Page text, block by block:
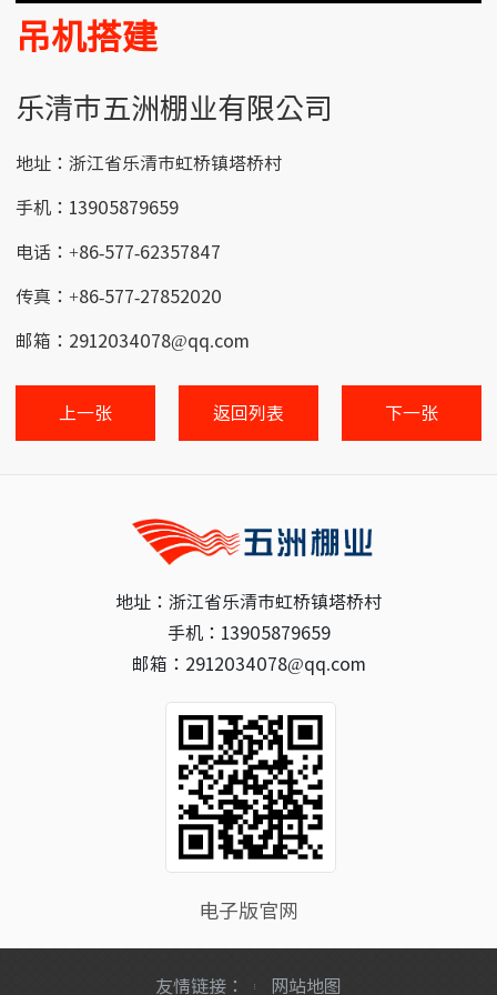
吊机搭建
乐清市五洲棚业有限公司
地址：浙江省乐清市虹桥镇塔桥村
手机：13905879659
电话：+86-577-62357847
传真：+86-577-27852020
邮箱：2912034078@qq.com
上一张 返回列表 下一张
地址：浙江省乐清市虹桥镇塔桥村
手机：13905879659
邮箱：2912034078@qq.com
电子版官网
友情链接： 网站地图